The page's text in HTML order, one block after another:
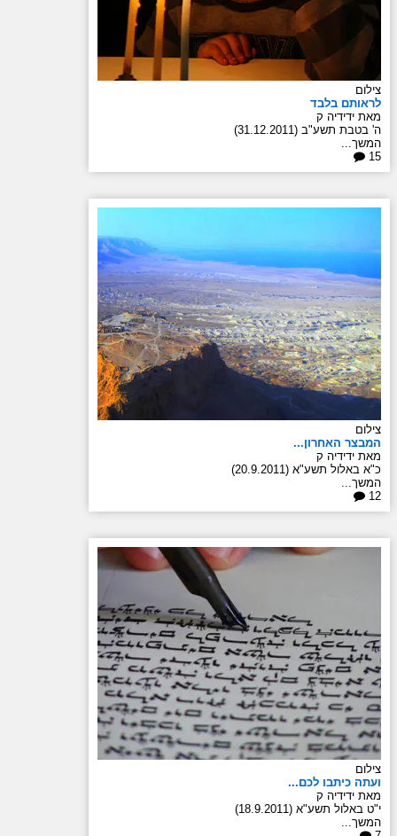
צילום
לראותם בלבד
מאת ידידיה ק
ה' בטבת תשע"ב (31.12.2011)
המשך...
15
צילום
המבצר האחרון...
מאת ידידיה ק
כ"א באלול תשע"א (20.9.2011)
המשך...
12
צילום
ועתה כיתבו לכם...
מאת ידידיה ק
י"ט באלול תשע"א (18.9.2011)
המשך...